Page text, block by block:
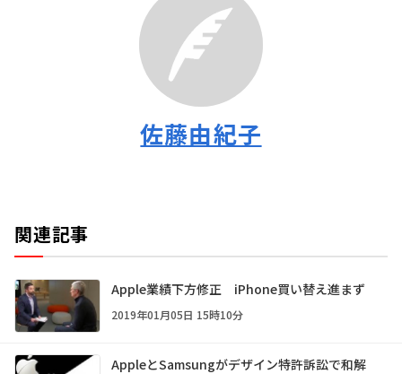
佐藤由紀子
関連記事
Apple業績下方修正 iPhone買い替え進まず
2019年01月05日 15時10分
AppleとSamsungがデザイン特許訴訟で和解